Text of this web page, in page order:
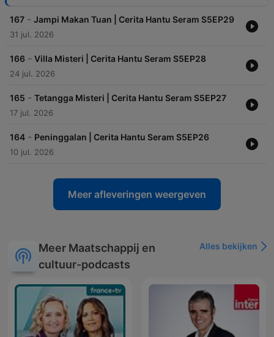
167 - Jampi Makan Tuan | Cerita Hantu Seram S5EP29
31 jul. 2026
166 - Villa Misteri | Cerita Hantu Seram S5EP28
24 jul. 2026
165 - Tetangga Misteri | Cerita Hantu Seram S5EP27
17 jul. 2026
164 - Peninggalan | Cerita Hantu Seram S5EP26
10 jul. 2026
Meer afleveringen weergeven
Meer Maatschappij en
cultuur-podcasts
Alles bekijken